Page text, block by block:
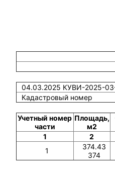
04.03.2025 КУВИ-2025-
Кадастровый номер
Учетный номер
части
Площадь,
м2
1
2
1
374.43
374